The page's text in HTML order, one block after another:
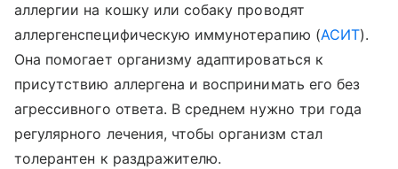
аллергии на кошку или собаку проводят
аллергенспецифическую иммунотерапию (АСИТ).
Она помогает организму адаптироваться к
присутствию аллергена и воспринимать его без
агрессивного ответа. В среднем нужно три года
регулярного лечения, чтобы организм стал
толерантен к раздражителю.